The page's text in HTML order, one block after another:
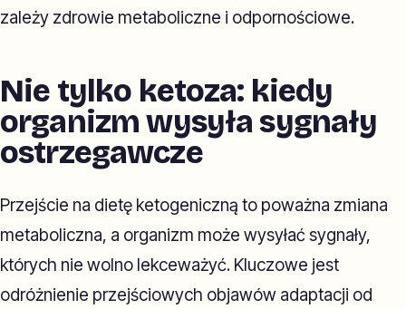
zależy zdrowie metaboliczne i odpornościowe.
Nie tylko ketoza: kiedy
organizm wysyła sygnały
ostrzegawcze
Przejście na dietę ketogeniczną to poważna zmiana
metaboliczna, a organizm może wysyłać sygnały,
których nie wolno lekceważyć. Kluczowe jest
odróżnienie przejściowych objawów adaptacji od